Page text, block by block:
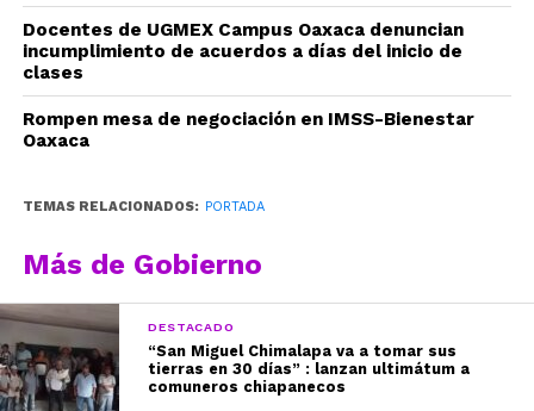
Docentes de UGMEX Campus Oaxaca denuncian
incumplimiento de acuerdos a días del inicio de
clases
Rompen mesa de negociación en IMSS-Bienestar
Oaxaca
TEMAS RELACIONADOS: PORTADA
Más de Gobierno
DESTACADO
“San Miguel Chimalapa va a tomar sus
tierras en 30 días” : lanzan ultimátum a
comuneros chiapanecos